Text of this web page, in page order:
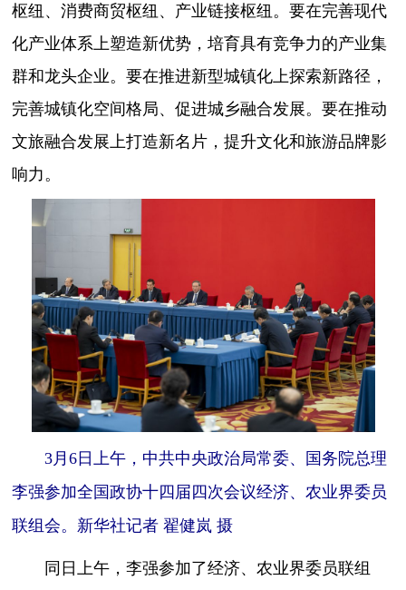
枢纽、消费商贸枢纽、产业链接枢纽。要在完善现代
化产业体系上塑造新优势，培育具有竞争力的产业集
群和龙头企业。要在推进新型城镇化上探索新路径，
完善城镇化空间格局、促进城乡融合发展。要在推动
文旅融合发展上打造新名片，提升文化和旅游品牌影
响力。
3月6日上午，中共中央政治局常委、国务院总理
李强参加全国政协十四届四次会议经济、农业界委员
联组会。新华社记者 翟健岚 摄
同日上午，李强参加了经济、农业界委员联组